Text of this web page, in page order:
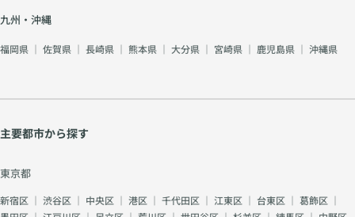
九州・沖縄
福岡県 ｜ 佐賀県 ｜ 長崎県 ｜ 熊本県 ｜ 大分県 ｜ 宮崎県 ｜ 鹿児島県 ｜ 沖縄県
主要都市から探す
東京都
新宿区 ｜ 渋谷区 ｜ 中央区 ｜ 港区 ｜ 千代田区 ｜ 江東区 ｜ 台東区 ｜ 葛飾区 ｜